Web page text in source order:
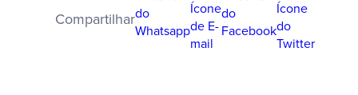
Compartilhar